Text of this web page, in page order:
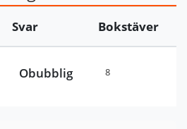
Svar Bokstäver
Obubblig 8